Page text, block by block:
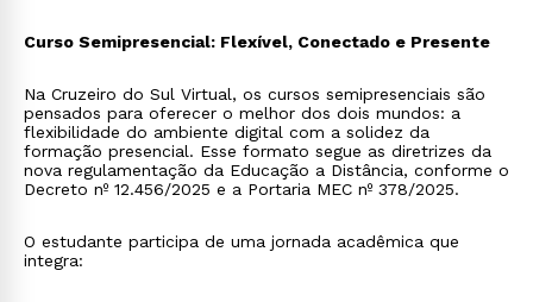
Curso Semipresencial: Flexível, Conectado e Presente
Na Cruzeiro do Sul Virtual, os cursos semipresenciais são
pensados para oferecer o melhor dos dois mundos: a
flexibilidade do ambiente digital com a solidez da
formação presencial. Esse formato segue as diretrizes da
nova regulamentação da Educação a Distância, conforme o
Decreto nº 12.456/2025 e a Portaria MEC nº 378/2025.
O estudante participa de uma jornada acadêmica que
integra: